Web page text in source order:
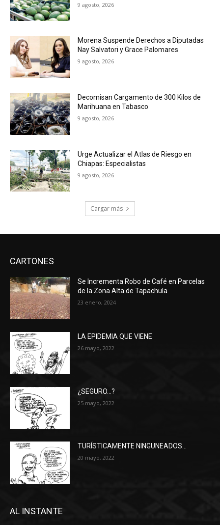
9 agosto, 2026
Morena Suspende Derechos a Diputadas
Nay Salvatori y Grace Palomares
9 agosto, 2026
Decomisan Cargamento de 300 Kilos de
Marihuana en Tabasco
9 agosto, 2026
Urge Actualizar el Atlas de Riesgo en
Chiapas: Especialistas
9 agosto, 2026
Cargar más
CARTONES
Se Incrementa Robo de Café en Parcelas
de la Zona Alta de Tapachula
23 enero, 2024
LA EPIDEMIA QUE VIENE
26 mayo, 2022
¿SEGURO…?
25 mayo, 2022
TURÍSTICAMENTE NINGUNEADOS…
20 mayo, 2022
AL INSTANTE